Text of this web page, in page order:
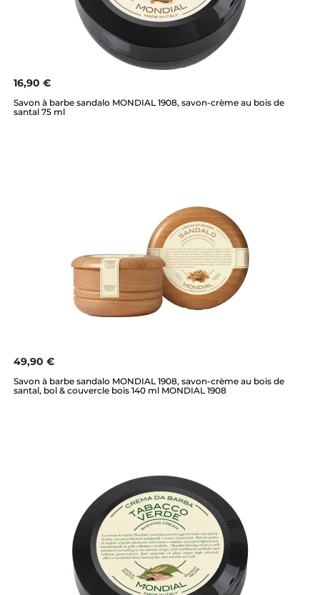
16,90 €
Savon à barbe sandalo MONDIAL 1908, savon-crème au bois de
santal 75 ml
49,90 €
Savon à barbe sandalo MONDIAL 1908, savon-crème au bois de
santal, bol & couvercle bois 140 ml MONDIAL 1908